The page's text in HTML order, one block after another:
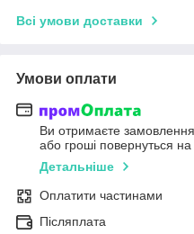
Всі умови доставки
Умови оплати
Ви отримаєте замовлення
або гроші повернуться
Детальніше
Оплатити частинами
Післяплата